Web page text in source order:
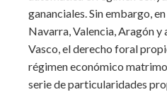
gananciales. Sin embargo,
Navarra, Valencia, Aragón y
Vasco, el derecho foral
régimen económico
serie de particularidades